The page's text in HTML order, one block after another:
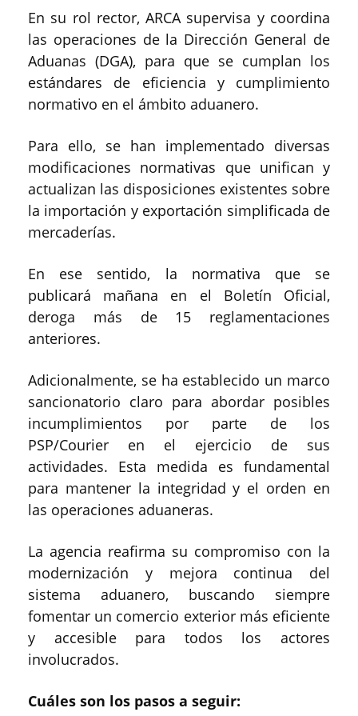
En su rol rector, ARCA supervisa y coordina
las operaciones de la Dirección General de
Aduanas (DGA), para que se cumplan los
estándares de eficiencia y cumplimiento
normativo en el ámbito aduanero.
Para ello, se han implementado diversas
modificaciones normativas que unifican y
actualizan las disposiciones existentes sobre
la importación y exportación simplificada de
mercaderías.
En ese sentido, la normativa que se
publicará mañana en el Boletín Oficial,
deroga más de 15 reglamentaciones
anteriores.
Adicionalmente, se ha establecido un marco
sancionatorio claro para abordar posibles
incumplimientos por parte de los
PSP/Courier en el ejercicio de sus
actividades. Esta medida es fundamental
para mantener la integridad y el orden en
las operaciones aduaneras.
La agencia reafirma su compromiso con la
modernización y mejora continua del
sistema aduanero, buscando siempre
fomentar un comercio exterior más eficiente
y accesible para todos los actores
involucrados.
Cuáles son los pasos a seguir: